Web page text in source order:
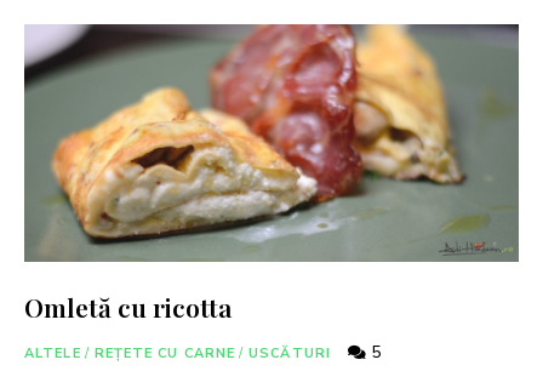
Omletă cu ricotta
ALTELE / REȚETE CU CARNE / USCĂTURI 5